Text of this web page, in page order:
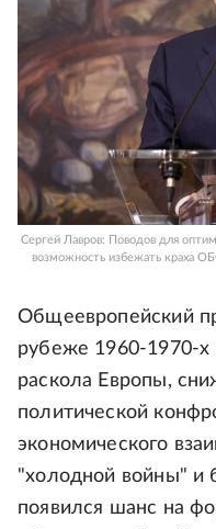
Сергей Лавров: Поводов для
возможность избежать краха
Общеевропейский
рубеже 1960-1970-х
раскола Европы,
политической
экономического
"холодной войны" и
появился шанс на